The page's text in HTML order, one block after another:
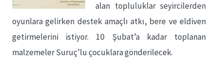
alan topluluklar seyircilerden
oyunlara gelirken destek amaçlı atkı, bere ve eldiven
getirmelerini istiyor. 10 Şubat’a kadar toplanan
malzemeler Suruç’lu çocuklara gönderilecek.